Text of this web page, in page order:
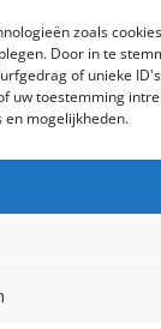
zoals
Door in te
of unieke
uw toestemming
en mogelijkheden.